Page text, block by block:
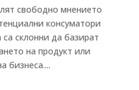
свободно мнението
консуматори
склонни да базират
на продукт или
бизнеса....